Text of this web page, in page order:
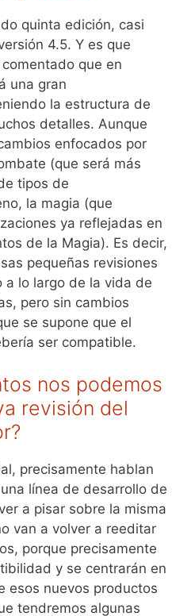
quinta edición, casi
4.5. Y es que
que en
una gran
la estructura de
detalles. Aunque
enfocados por
(que será más
tipos de
la magia (que
ya reflejadas en
de la Magia). Es decir,
pequeñas revisiones
a lo largo de la vida de
pero sin cambios
se supone que el
ser compatible.
nos podemos
revisión del
precisamente hablan
línea de desarrollo de
a pisar sobre la misma
van a volver a reeditar
porque precisamente
y se centrarán en
esos nuevos productos
tendremos algunas